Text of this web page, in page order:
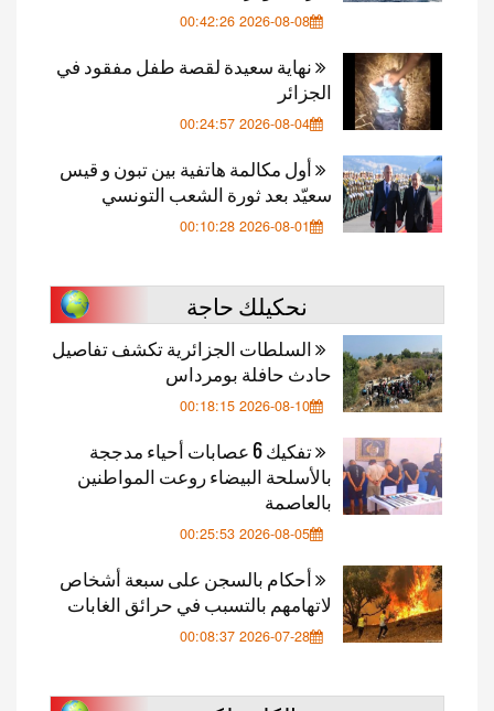
2026-08-08 00:42:26
نهاية سعيدة لقصة طفل مفقود في
الجزائر
2026-08-04 00:24:57
أول مكالمة هاتفية بين تبون و قيس
سعيّد بعد ثورة الشعب التونسي
2026-08-01 00:10:28
نحكيلك حاجة
السلطات الجزائرية تكشف تفاصيل
حادث حافلة بومرداس
2026-08-10 00:18:15
تفكيك 6 عصابات أحياء مدججة
بالأسلحة البيضاء روعت المواطنين
بالعاصمة
2026-08-05 00:25:53
أحكام بالسجن على سبعة أشخاص
لاتهامهم بالتسبب في حرائق الغابات
2026-07-28 00:08:37